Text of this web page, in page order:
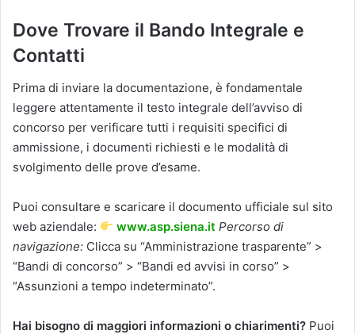
Dove Trovare il Bando Integrale e
Contatti
Prima di inviare la documentazione, è fondamentale
leggere attentamente il testo integrale dell’avviso di
concorso per verificare tutti i requisiti specifici di
ammissione, i documenti richiesti e le modalità di
svolgimento delle prove d’esame.
Puoi consultare e scaricare il documento ufficiale sul sito
web aziendale:
www.asp.siena.it Percorso di
navigazione: Clicca su “Amministrazione trasparente” >
“Bandi di concorso” > “Bandi ed avvisi in corso” >
“Assunzioni a tempo indeterminato”.
Hai bisogno di maggiori informazioni o chiarimenti? Puoi